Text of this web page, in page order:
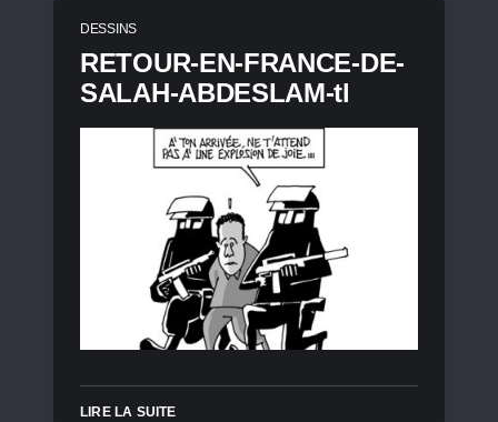
DESSINS
RETOUR-EN-FRANCE-DE-
SALAH-ABDESLAM-tl
LIRE LA SUITE